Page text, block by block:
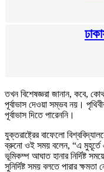
তখন বিশেষজ্ঞরা জানান, কবে,
পূর্বাভাস দেওয়া সম্ভব নয়।
পূর্বাভাস দিতে পারেননি।
যুক্তরাষ্ট্রের বাফেলো
ব্রুনো ওই সময় বলেন, “এ মুহূর্তে
ভূমিকম্প আঘাত হানার নির্দিষ্ট
সুনির্দিষ্ট সময় বলতে পারার ক্ষমতা